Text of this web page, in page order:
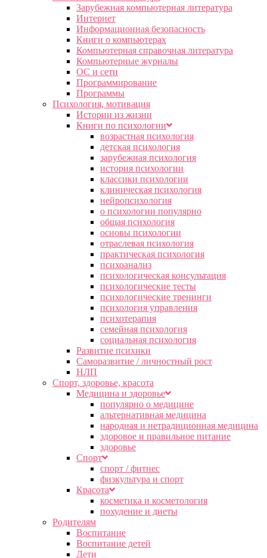
Зарубежная компьютерная литература
Интернет
Информационная безопасность
Книги о компьютерах
Компьютерная справочная литература
Компьютерные журналы
ОС и сети
Программирование
Программы
Психология, мотивация
Истории из жизни
Книги по психологии
возрастная психология
детская психология
зарубежная психология
история психологии
классики психологии
клиническая психология
нейропсихология
о психологии популярно
общая психология
основы психологии
отраслевая психология
практическая психология
психоанализ
психологическая консультация
психологические тесты
психологические тренинги
психология управления
психотерапия
семейная психология
социальная психология
Развитие психики
Саморазвитие / личностный рост
НЛП
Спорт, здоровье, красота
Медицина и здоровье
популярно о медицине
альтернативная медицина
народная и нетрадиционная медицина
здоровое и правильное питание
здоровье
Спорт
спорт / фитнес
физкультура и спорт
Красота
косметика и косметология
похудение и диеты
Родителям
Воспитание
Воспитание детей
Дети